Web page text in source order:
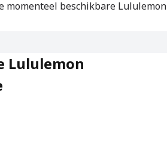
momenteel beschikbare Lululemon
Lululemon